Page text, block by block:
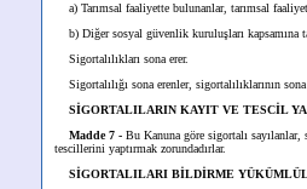
a) Tarımsal faaliyette bulunanlar, tarımsal
b) Diğer sosyal güvenlik kuruluşları kapsamına
Sigortalılıkları sona erer.
Sigortalılığı sona erenler, sigortalılıklarının
SİGORTALILARIN KAYIT VE TESCİL
Madde 7 - Bu Kanuna göre sigortalı sayılanlar,
tescillerini yaptırmak zorundadırlar.
SİGORTALILARI BİLDİRME